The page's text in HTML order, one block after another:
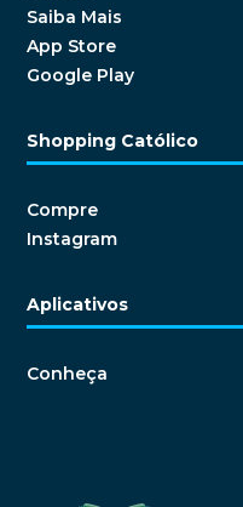
Saiba Mais
App Store
Google Play
Shopping Católico
Compre
Instagram
Aplicativos
Conheça